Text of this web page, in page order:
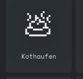
💩
Kothaufen